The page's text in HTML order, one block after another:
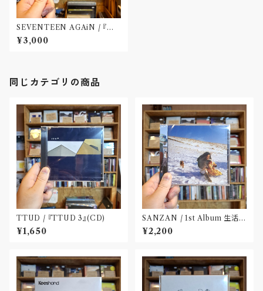
SEVENTEEN AGAiN / 『光
は眩しいと見えない』(CD)
¥3,000
同じカテゴリの商品
TTUD / 『TTUD 3』(CD)
¥1,650
SANZAN / 1st Album 生活の
名残(CD)〝静岡県三島市〟
¥2,200